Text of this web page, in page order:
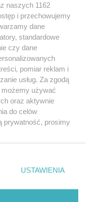
dzieci
sp. z o.o.
naszych 1162
i przechowujemy
dane
standardowe
czy dane
pomiar reklam i
usług. Za zgodą
używać
oraz aktywnie
do celów
prywatność, prosimy
rogu strony
nie wymagają
miały
USTAWIENIA